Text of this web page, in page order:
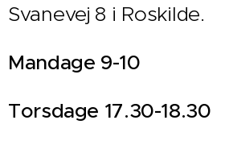
Svanevej 8 i Roskilde.
Mandage 9-10
Torsdage 17.30-18.30